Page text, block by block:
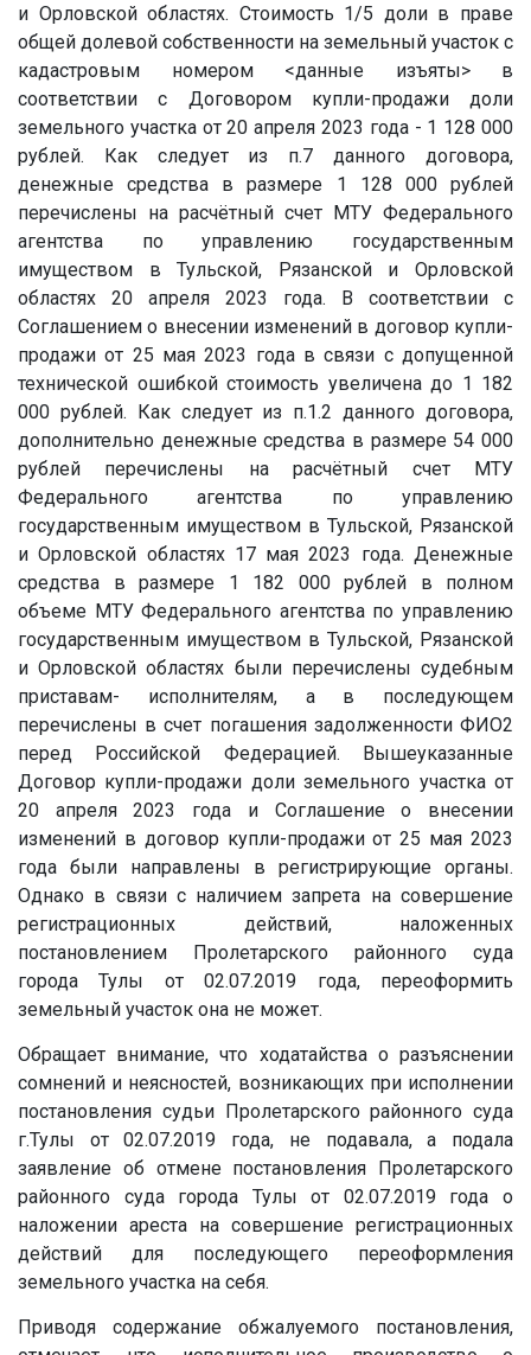
и Орловской областях. Стоимость 1/5 доли в праве
общей долевой собственности на земельный участок с
кадастровым номером <данные изъяты>в
соответствии с Договором купли-продажи доли
земельного участка от 20 апреля 2023 года - 1 128 000
рублей. Как следует из п.7 данного договора,
денежные средства в размере 1 128 000 рублей
перечислены на расчётный счет МТУ Федерального
агентства по управлению государственным
имуществом в Тульской, Рязанской и Орловской
областях 20 апреля 2023 года. В соответствии с
Соглашением о внесении изменений в договор купли-
продажи от 25 мая 2023 года в связи с допущенной
технической ошибкой стоимость увеличена до 1 182
000 рублей. Как следует из п.1.2 данного договора,
дополнительно денежные средства в размере 54 000
рублей перечислены на расчётный счет МТУ
Федерального агентства по управлению
государственным имуществом в Тульской, Рязанской
и Орловской областях 17 мая 2023 года. Денежные
средства в размере 1 182 000 рублей в полном
объеме МТУ Федерального агентства по управлению
государственным имуществом в Тульской, Рязанской
и Орловской областях были перечислены судебным
приставам- исполнителям, а в последующем
перечислены в счет погашения задолженности ФИО2
перед Российской Федерацией. Вышеуказанные
Договор купли-продажи доли земельного участка от
20 апреля 2023 года и Соглашение о внесении
изменений в договор купли-продажи от 25 мая 2023
года были направлены в регистрирующие органы.
Однако в связи с наличием запрета на совершение
регистрационных действий, наложенных
постановлением Пролетарского районного суда
города Тулы от 02.07.2019 года, переоформить
земельный участок она не может.
Обращает внимание, что ходатайства о разъяснении
сомнений и неясностей, возникающих при исполнении
постановления судьи Пролетарского районного суда
г.Тулы от 02.07.2019 года, не подавала, а подала
заявление об отмене постановления Пролетарского
районного суда города Тулы от 02.07.2019 года о
наложении ареста на совершение регистрационных
действий для последующего переоформления
земельного участка на себя.
Приводя содержание обжалуемого постановления,